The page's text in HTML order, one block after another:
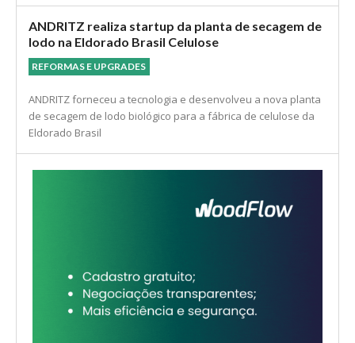
ANDRITZ realiza startup da planta de secagem de
lodo na Eldorado Brasil Celulose
REFORMAS E UPGRADES
ANDRITZ forneceu a tecnologia e desenvolveu a nova planta
de secagem de lodo biológico para a fábrica de celulose da
Eldorado Brasil